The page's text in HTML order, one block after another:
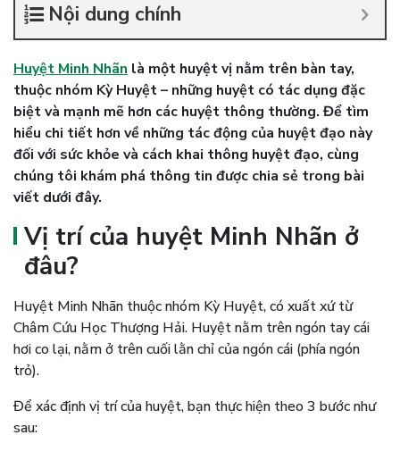
Nội dung chính
Huyệt Minh Nhãn là một huyệt vị nằm trên bàn tay,
thuộc nhóm Kỳ Huyệt – những huyệt có tác dụng đặc
biệt và mạnh mẽ hơn các huyệt thông thường. Để tìm
hiểu chi tiết hơn về những tác động của huyệt đạo này
đối với sức khỏe và cách khai thông huyệt đạo, cùng
chúng tôi khám phá thông tin được chia sẻ trong bài
viết dưới đây.
Vị trí của huyệt Minh Nhãn ở
đâu?
Huyệt Minh Nhãn thuộc nhóm Kỳ Huyệt, có xuất xứ từ
Châm Cứu Học Thượng Hải. Huyệt nằm trên ngón tay cái
hơi co lại, nằm ở trên cuối lằn chỉ của ngón cái (phía ngón
trỏ).
Để xác định vị trí của huyệt, bạn thực hiện theo 3 bước như
sau: